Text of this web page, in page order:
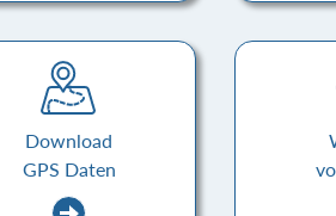
Download
GPS Daten